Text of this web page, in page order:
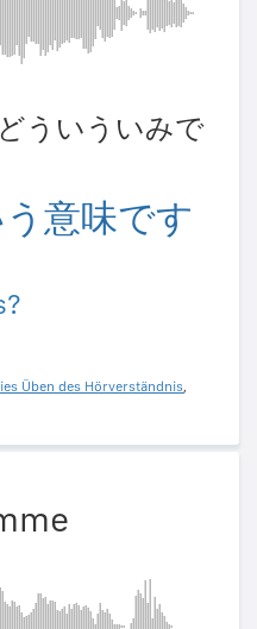
ういういみで
意味です
Üben des Hörverständnis,